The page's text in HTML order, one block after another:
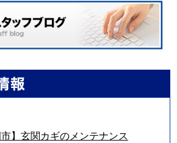
市】玄関カギのメンテナンス